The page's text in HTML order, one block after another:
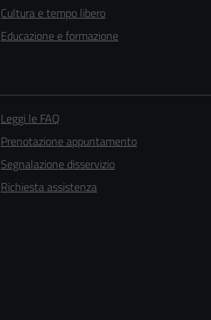
Cultura e tempo libero
Educazione e formazione
Leggi le FAQ
Prenotazione appuntamento
Segnalazione disservizio
Richiesta assistenza